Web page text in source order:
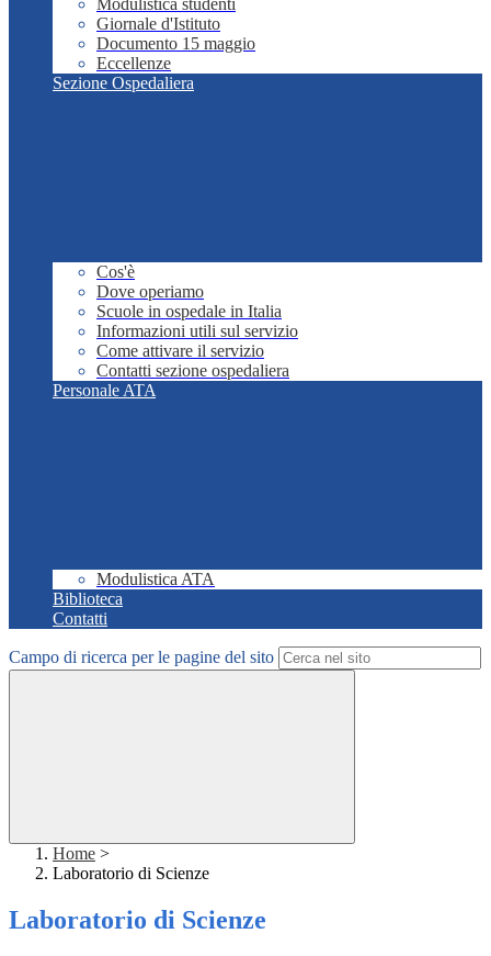
Modulistica studenti
Giornale d'Istituto
Documento 15 maggio
Eccellenze
Sezione Ospedaliera
Cos'è
Dove operiamo
Scuole in ospedale in Italia
Informazioni utili sul servizio
Come attivare il servizio
Contatti sezione ospedaliera
Personale ATA
Modulistica ATA
Biblioteca
Contatti
Campo di ricerca per le pagine del sito
Home >
Laboratorio di Scienze
Laboratorio di Scienze